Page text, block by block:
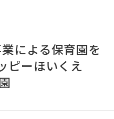
による保育園を
ピーほいくえ